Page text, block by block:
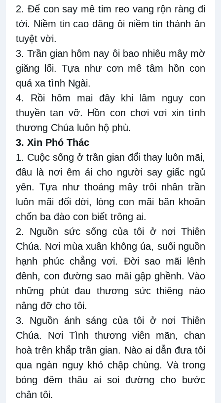
2. Để con say mê tim reo vang rộn ràng đi
tới. Niềm tin cao dâng ôi niềm tin thánh ân
tuyệt vời.
3. Trần gian hôm nay ôi bao nhiêu mây mờ
giăng lối. Tựa như cơn mê tâm hồn con
quá xa tình Ngài.
4. Rồi hôm mai đây khi lâm nguy con
thuyền tan vỡ. Hồn con chơi vơi xin tình
thương Chúa luôn hộ phù.
3. Xin Phó Thác
1. Cuộc sống ở trần gian đổi thay luôn mãi,
đâu là nơi êm ái cho người say giấc ngủ
yên. Tựa như thoáng mây trôi nhân trần
luôn mãi đổi dời, lòng con mãi băn khoăn
chốn ba đào con biết trông ai.
2. Nguồn sức sống của tôi ở nơi Thiên
Chúa. Nơi mùa xuân không úa, suối nguồn
hạnh phúc chẳng vơi. Đời sao mãi lênh
đênh, con đường sao mãi gập ghềnh. Vào
những phút đau thương sức thiêng nào
nâng đỡ cho tôi.
3. Nguồn ánh sáng của tôi ở nơi Thiên
Chúa. Nơi Tình thương viên mãn, chan
hoà trên khắp trần gian. Nào ai dẫn đưa tôi
qua ngàn nguy khó chập chùng. Và trong
bóng đêm thâu ai soi đường cho bước
chân tôi.